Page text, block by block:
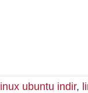
linux ubuntu indir,